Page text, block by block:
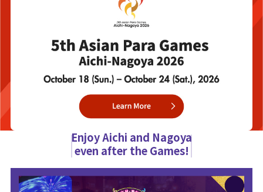
Enjoy Aichi and Nagoya
even after the Games!